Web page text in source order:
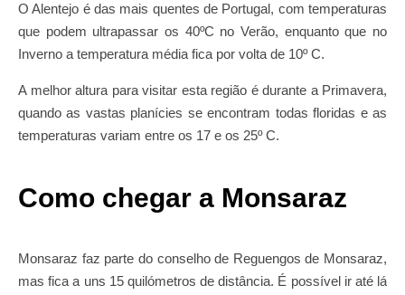
O Alentejo é das mais quentes de Portugal, com temperaturas
que podem ultrapassar os 40ºC no Verão, enquanto que no
Inverno a temperatura média fica por volta de 10º C.
A melhor altura para visitar esta região é durante a Primavera,
quando as vastas planícies se encontram todas floridas e as
temperaturas variam entre os 17 e os 25º C.
Como chegar a Monsaraz
Monsaraz faz parte do conselho de Reguengos de Monsaraz,
mas fica a uns 15 quilómetros de distância. É possível ir até lá